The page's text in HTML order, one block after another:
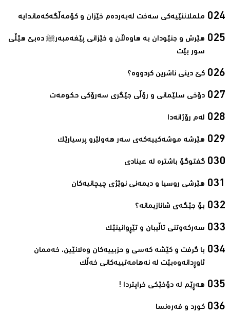
ململاننێیەكی سەخت لەبەردەم خێزان و كۆمەڵگەكەماندایە‌
ھێرش و جنێودان بە ھاوەڵان و خێزانی پێغەمبەرﷺ دەبێ ھێڵی
سور بێت‌
کێ دینی ناشرین کردووە؟ ‌
دۆخی سلێمانی و رۆڵی جێگری سەرۆکی حکومەت‌
لەم رۆژانەدا ‌
هێرشە موشەکییەکەی سەر هەولێرو پرسیارێک‌
گفتوگۆ باشترە لە عینادی‌
ھێرشی روسیا و دیمەنی نوێژی چیچانیەکان‌
بۆ جێگەی شانازیمانە؟‌
سەرکەوتنی تاڵیبان و تێڕوانینێک‌
با گرفت و كێشه‌ كه‌سی و حزبییه‌كان وه‌لانێین، خه‌ممان
ئاوڕدانه‌وه‌بێت له‌ نه‌هامه‌تییه‌كانی خه‌ڵك‌
ھەڕێم لە دۆخێکی خراپتردا !‌
کورد و فەرەنسا‌